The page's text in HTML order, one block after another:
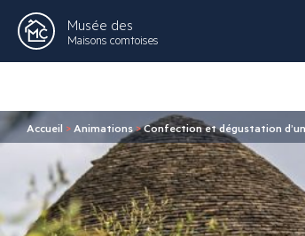
Musée des
Maisons comtoises
Accueil > Animations>Confection et dégustation